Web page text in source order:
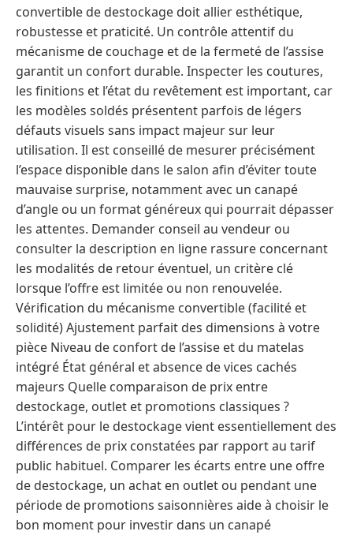
convertible de destockage doit allier esthétique,
robustesse et praticité. Un contrôle attentif du
mécanisme de couchage et de la fermeté de l’assise
garantit un confort durable. Inspecter les coutures,
les finitions et l’état du revêtement est important, car
les modèles soldés présentent parfois de légers
défauts visuels sans impact majeur sur leur
utilisation. Il est conseillé de mesurer précisément
l’espace disponible dans le salon afin d’éviter toute
mauvaise surprise, notamment avec un canapé
d’angle ou un format généreux qui pourrait dépasser
les attentes. Demander conseil au vendeur ou
consulter la description en ligne rassure concernant
les modalités de retour éventuel, un critère clé
lorsque l’offre est limitée ou non renouvelée.
Vérification du mécanisme convertible (facilité et
solidité) Ajustement parfait des dimensions à votre
pièce Niveau de confort de l’assise et du matelas
intégré État général et absence de vices cachés
majeurs Quelle comparaison de prix entre
destockage, outlet et promotions classiques ?
L’intérêt pour le destockage vient essentiellement des
différences de prix constatées par rapport au tarif
public habituel. Comparer les écarts entre une offre
de destockage, un achat en outlet ou pendant une
période de promotions saisonnières aide à choisir le
bon moment pour investir dans un canapé